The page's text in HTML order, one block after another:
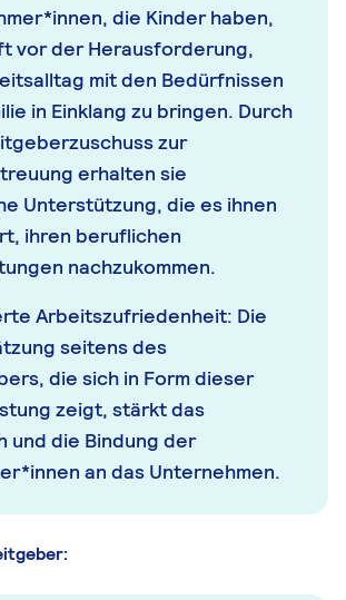
die Kinder haben,
vor der Herausforderung,
mit den Bedürfnissen
in Einklang zu bringen. Durch
zur
erhalten sie
Unterstützung, die es ihnen
ihren beruflichen
nachzukommen.
Arbeitszufriedenheit: Die
seitens des
die sich in Form dieser
zeigt, stärkt das
und die Bindung der
an das Unternehmen.